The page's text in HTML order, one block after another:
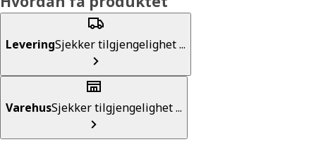
LeveringSjekker tilgjengelighet ...
VarehusSjekker tilgjengelighet ...